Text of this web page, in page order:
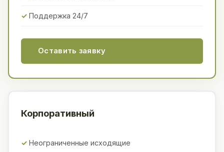
Поддержка 24/7
Оставить заявку
Корпоративный
Неограниченные исходящие